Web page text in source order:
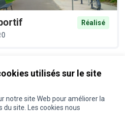
utilisés sur le site
notre site Web pour améliorer la
site. Les cookies nous
Réalisé
0